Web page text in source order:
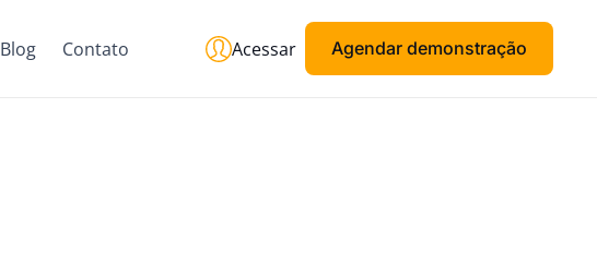
Blog Contato Agendar demonstração
Acessar